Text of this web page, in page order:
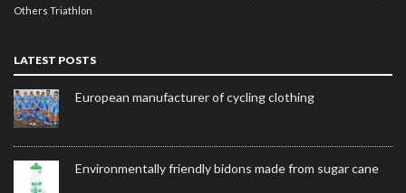
Others Triathlon
LATEST POSTS
European manufacturer of cycling clothing
Environmentally friendly bidons made from sugar cane